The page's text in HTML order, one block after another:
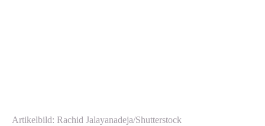
Artikelbild: Rachid Jalayanadeja/Shutterstock